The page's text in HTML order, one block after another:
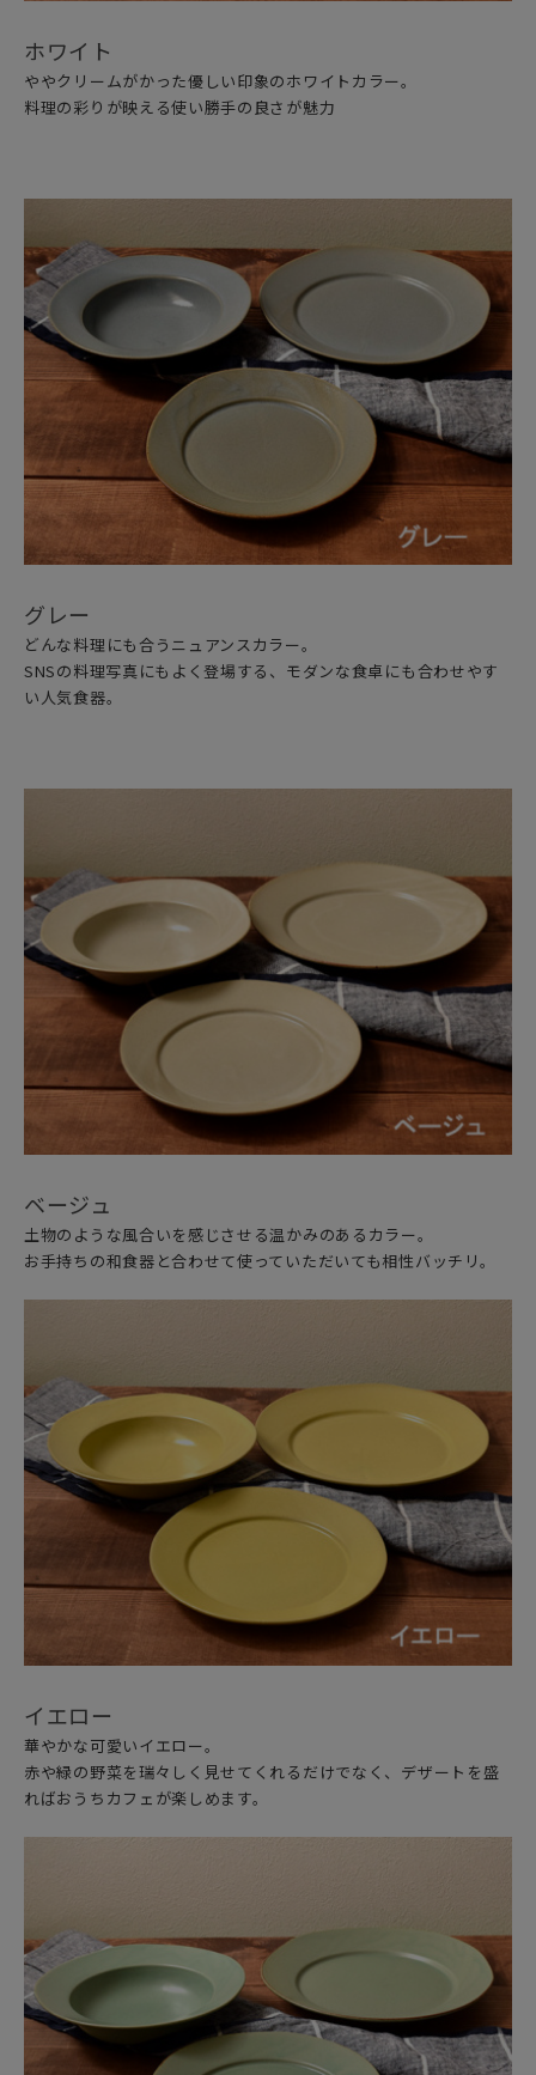
ホワイト
ややクリームがかった優しい印象のホワイトカラー。
料理の彩りが映える使い勝手の良さが魅力
グレー
どんな料理にも合うニュアンスカラー。
SNSの料理写真にもよく登場する、モダンな食卓にも合わせやす
い人気食器。
ベージュ
土物のような風合いを感じさせる温かみのあるカラー。
お手持ちの和食器と合わせて使っていただいても相性バッチリ。
イエロー
華やかな可愛いイエロー。
赤や緑の野菜を瑞々しく見せてくれるだけでなく、デザートを盛
ればおうちカフェが楽しめます。